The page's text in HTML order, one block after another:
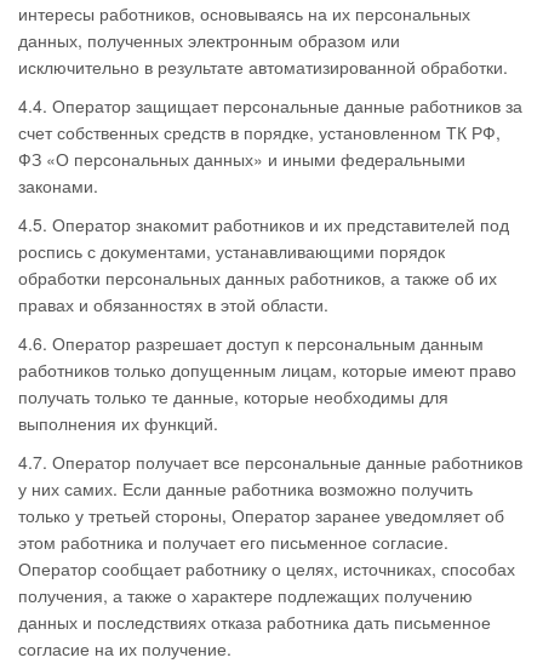
интересы работников, основываясь на их персональных
данных, полученных электронным образом или
исключительно в результате автоматизированной обработки.
4.4. Оператор защищает персональные данные работников за
счет собственных средств в порядке, установленном ТК РФ,
ФЗ «О персональных данных» и иными федеральными
законами.
4.5. Оператор знакомит работников и их представителей под
роспись с документами, устанавливающими порядок
обработки персональных данных работников, а также об их
правах и обязанностях в этой области.
4.6. Оператор разрешает доступ к персональным данным
работников только допущенным лицам, которые имеют право
получать только те данные, которые необходимы для
выполнения их функций.
4.7. Оператор получает все персональные данные работников
у них самих. Если данные работника возможно получить
только у третьей стороны, Оператор заранее уведомляет об
этом работника и получает его письменное согласие.
Оператор сообщает работнику о целях, источниках, способах
получения, а также о характере подлежащих получению
данных и последствиях отказа работника дать письменное
согласие на их получение.